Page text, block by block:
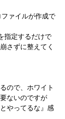
ァイルが作成で
指定するだけで
さずに整えてく
ので、ホワイト
ないのですが
やってるな』感